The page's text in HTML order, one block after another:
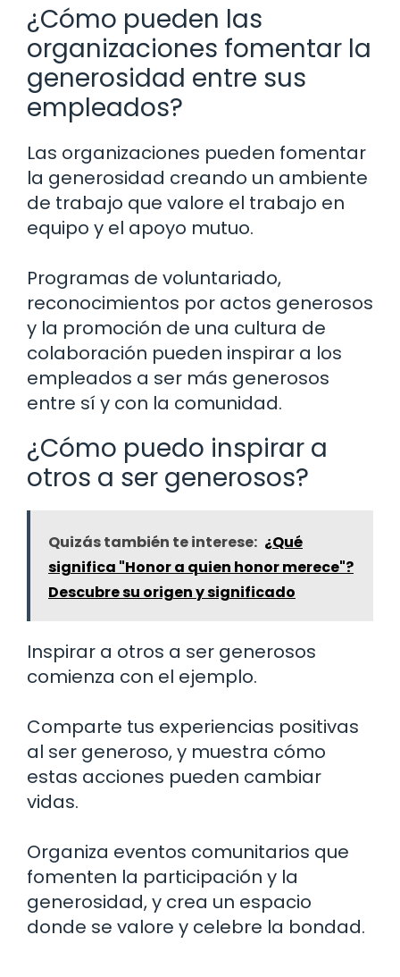
¿Cómo pueden las
organizaciones fomentar la
generosidad entre sus
empleados?
Las organizaciones pueden fomentar
la generosidad creando un ambiente
de trabajo que valore el trabajo en
equipo y el apoyo mutuo.
Programas de voluntariado,
reconocimientos por actos generosos
y la promoción de una cultura de
colaboración pueden inspirar a los
empleados a ser más generosos
entre sí y con la comunidad.
¿Cómo puedo inspirar a
otros a ser generosos?
Quizás también te interese: ¿Qué
significa "Honor a quien honor merece"?
Descubre su origen y significado
Inspirar a otros a ser generosos
comienza con el ejemplo.
Comparte tus experiencias positivas
al ser generoso, y muestra cómo
estas acciones pueden cambiar
vidas.
Organiza eventos comunitarios que
fomenten la participación y la
generosidad, y crea un espacio
donde se valore y celebre la bondad.